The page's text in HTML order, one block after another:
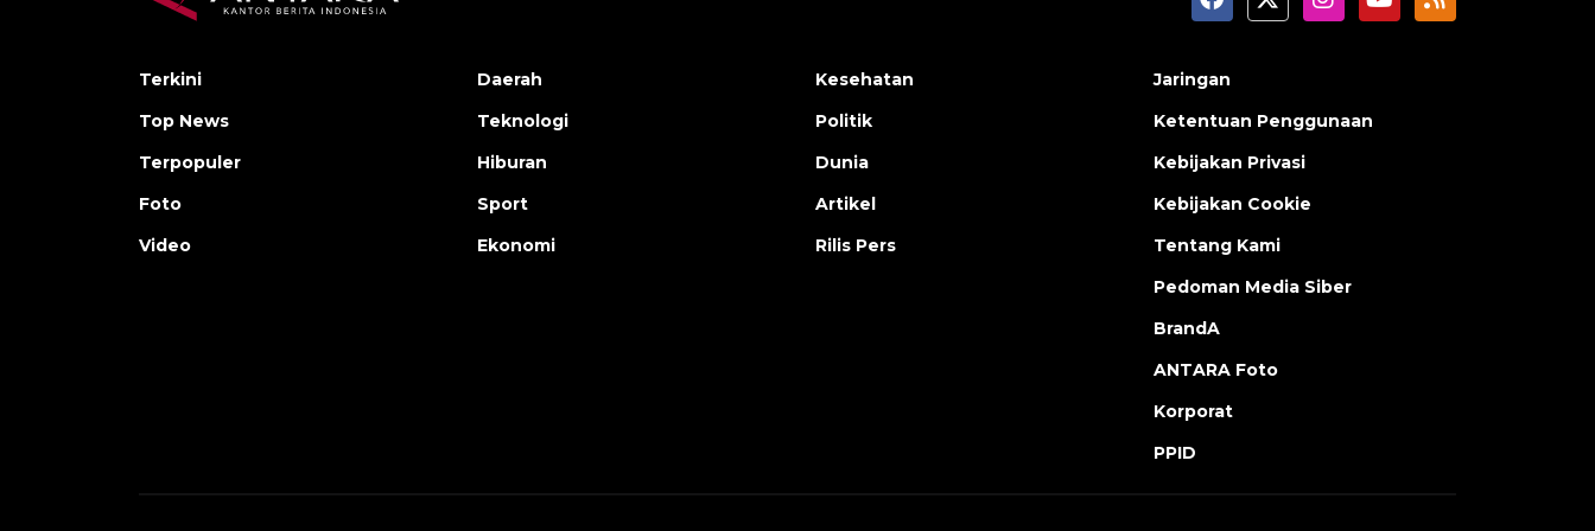
Terkini
Top News
Terpopuler
Foto
Video
Daerah
Teknologi
Hiburan
Sport
Ekonomi
Kesehatan
Politik
Dunia
Artikel
Rilis Pers
Jaringan
Ketentuan Penggunaan
Kebijakan Privasi
Kebijakan Cookie
Tentang Kami
Pedoman Media Siber
BrandA
ANTARA Foto
Korporat
PPID